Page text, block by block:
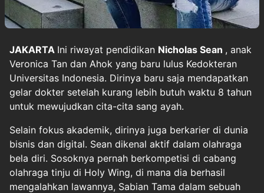
JAKARTA Ini riwayat pendidikan Nicholas Sean , anak
Veronica Tan dan Ahok yang baru lulus Kedokteran
Universitas Indonesia. Dirinya baru saja mendapatkan
gelar dokter setelah kurang lebih butuh waktu 8 tahun
untuk mewujudkan cita-cita sang ayah.
Selain fokus akademik, dirinya juga berkarier di dunia
bisnis dan digital. Sean dikenal aktif dalam olahraga
bela diri. Sosoknya pernah berkompetisi di cabang
olahraga tinju di Holy Wing, di mana dia berhasil
mengalahkan lawannya, Sabian Tama dalam sebuah